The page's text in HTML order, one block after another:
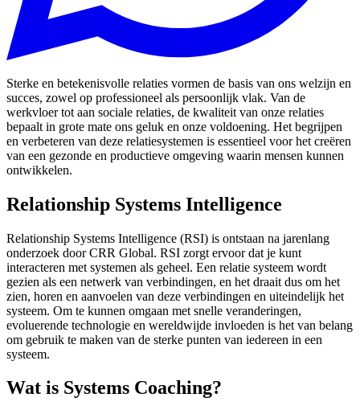
Sterke en betekenisvolle relaties vormen de basis van ons welzijn en
succes, zowel op professioneel als persoonlijk vlak. Van de
werkvloer tot aan sociale relaties, de kwaliteit van onze relaties
bepaalt in grote mate ons geluk en onze voldoening. Het begrijpen
en verbeteren van deze relatiesystemen is essentieel voor het creëren
van een gezonde en productieve omgeving waarin mensen kunnen
ontwikkelen.
Relationship Systems Intelligence
Relationship Systems Intelligence (RSI) is ontstaan na jarenlang
onderzoek door CRR Global. RSI zorgt ervoor dat je kunt
interacteren met systemen als geheel. Een relatie systeem wordt
gezien als een netwerk van verbindingen, en het draait dus om het
zien, horen en aanvoelen van deze verbindingen en uiteindelijk het
systeem. Om te kunnen omgaan met snelle veranderingen,
evoluerende technologie en wereldwijde invloeden is het van belang
om gebruik te maken van de sterke punten van iedereen in een
systeem.
Wat is Systems Coaching?